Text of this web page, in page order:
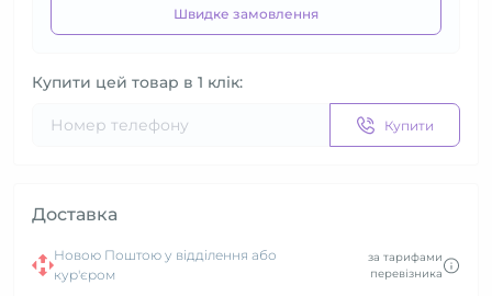
Швидке замовлення
Купити цей товар в 1 клік:
Купити
Доставка
Новою Поштою у відділення або
кур'єром
за тарифами
перевізника